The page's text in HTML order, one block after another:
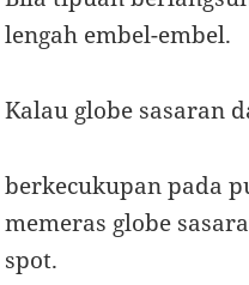
lengah embel-embel.
Kalau globe sasaran
berkecukupan pada
memeras globe
spot.